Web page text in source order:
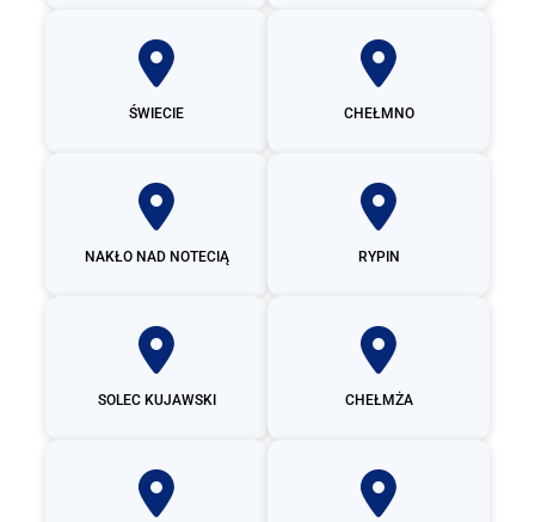
ŚWIECIE CHEŁMNO
NAKŁO NAD NOTECIĄ RYPIN
SOLEC KUJAWSKI CHEŁMŻA